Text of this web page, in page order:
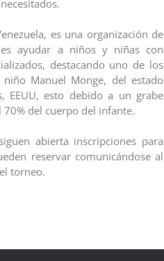
es una organización de
ayudar a niños y niñas con
destacando uno de los
Manuel Monge, del estado
EEUU, esto debido a un grabe
del cuerpo del infante.
abierta inscripciones para
reservar comunicándose al
torneo.